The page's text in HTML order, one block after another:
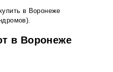
в Воронеже
в Воронеже